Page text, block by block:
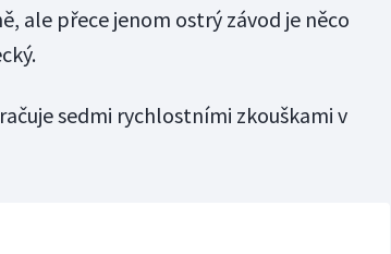
ale přece jenom ostrý závod je něco
sedmi rychlostními zkouškami v